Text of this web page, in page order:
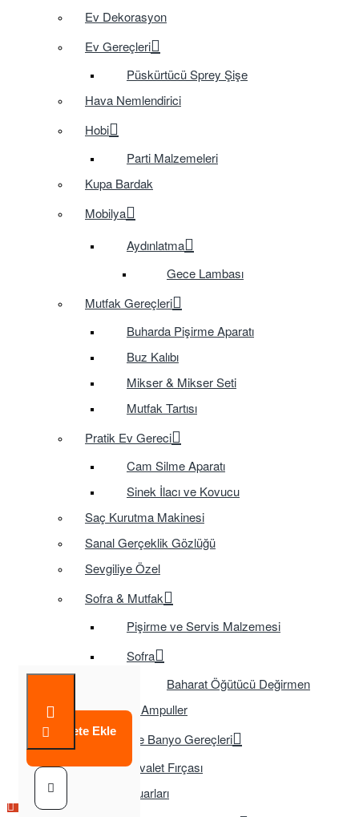
Ev Dekorasyon
Ev Gereçleri
Püskürtücü Sprey Şişe
Hava Nemlendirici
Hobi
Parti Malzemeleri
Kupa Bardak
Mobilya
Aydınlatma
Gece Lambası
Mutfak Gereçleri
Buharda Pişirme Aparatı
Buz Kalıbı
Mikser & Mikser Seti
Mutfak Tartısı
Pratik Ev Gereci
Cam Silme Aparatı
Sinek İlacı ve Kovucu
Saç Kurutma Makinesi
Sanal Gerçeklik Gözlüğü
Sevgiliye Özel
Sofra & Mutfak
Pişirme ve Servis Malzemesi
Sofra
Baharat Öğütücü Değirmen
Tasarruflu Ampuller
Temizlik ve Banyo Gereçleri
Tuvalet Fırçası
TV Aksesuarları
Sepete Ekle
Çok Satılan Ürün